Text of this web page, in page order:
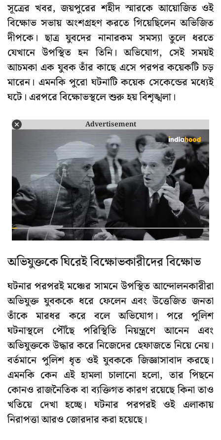
সূত্রের খবর, জয়পুরের শহীদ স্মারকে আয়োজিত ওই
বিক্ষোভ সভায় অংশগ্রহণ করতে গিয়েছিলেন অভিজিত
দীপকে। ছাত্র যুবদের নানারকম সমস্যা তুলে ধরতে
যেখানে উপস্থিত হন তিনি। অভিযোগ, সেই সময়ই
আচমকা এক যুবক তাঁর কাছে এসে পরপর কয়েকটি চড়
মারেন। এমনকি পুরো ঘটনাটি কয়েক সেকেন্ডের মধ্যেই
ঘটে। এরপরে বিক্ষোভস্থলে শুরু হয় বিশৃঙ্খলা।
Advertisement
অভিযুক্তকে ঘিরেই বিক্ষোভকারীদের বিক্ষোভ
ঘটনার পরপরই মঞ্চের সামনে উপস্থিত আন্দোলনকারীরা
অভিযুক্ত যুবককে ধরে ফেলেন এবং উত্তেজিত জনতা
তাঁকে মারধর করে বলে অভিযোগ। পরে পুলিশ
ঘটনাস্থলে পৌঁছে পরিস্থিতি নিয়ন্ত্রণে আনেন এবং
অভিযুক্তকে উদ্ধার করে নিজেদের হেফাজতে নিয়ে নেয়।
বর্তমানে পুলিশ ধৃত ওই যুবককে জিজ্ঞাসাবাদ করছে।
এমনকি কেন এই হামলা চালানো হলো, তার পিছনে
কোনও রাজনৈতিক বা ব্যক্তিগত কারণ রয়েছে কিনা তাও
খতিয়ে দেখা হচ্ছে। ঘটনার পরপরই ওই এলাকায়
নিরাপত্তা আরও জোরদার করা হয়েছে।